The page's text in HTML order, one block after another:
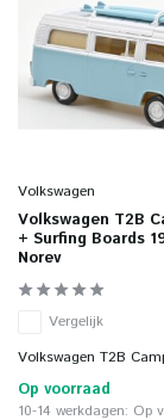
Volkswagen
Volkswagen T2B
+ Surfing Boards
Norev
Vergelijk
Volkswagen T2B
Op voorraad
10-14 werkdagen: Op